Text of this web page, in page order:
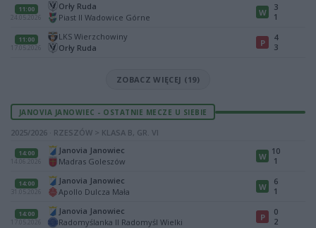
11:00
24.05.2026
Orły Ruda
Piast II Wadowice Górne
W
3
1
11:00
17.05.2026
LKS Wierzchowiny
Orły Ruda
P
4
3
ZOBACZ WIĘCEJ (19)
JANOVIA JANOWIEC - OSTATNIE MECZE U SIEBIE
2025/2026 · RZESZÓW > KLASA B, GR. VI
14:00
14.06.2026
Janovia Janowiec
Madras Goleszów
W 10
1
14:00
31.05.2026
Janovia Janowiec
Apollo Dulcza Mała
W
6
1
14:00
17.05.2026
Janovia Janowiec
Radomyślanka II Radomyśl Wielki
P
0
2